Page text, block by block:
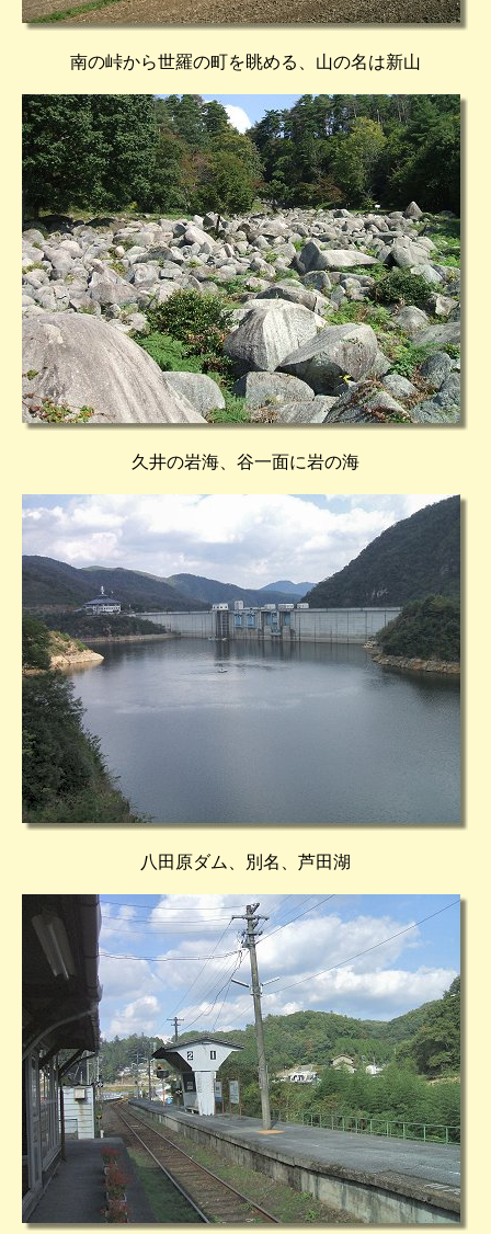
南の峠から世羅の町を眺める、山の名は新山
久井の岩海、谷一面に岩の海
八田原ダム、別名、芦田湖